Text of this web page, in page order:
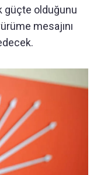
güçte olduğunu
mesajını